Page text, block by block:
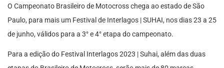
O Campeonato Brasileiro de Motocross chega ao estado de São
Paulo, para mais um Festival de Interlagos | SUHAI, nos dias 23 a 25
de junho, válidos para a 3° e 4° etapa do campeonato.
Para a edição do Festival Interlagos 2023 | Suhai, além das duas